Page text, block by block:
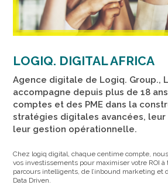
LOGIQ. DIGITAL AFRICA
Agence digitale de Logiq. Group.,
accompagne depuis plus de 18
comptes et des PME dans la
stratégies digitales avancées,
leur gestion opérationnelle.
Chez logiq digital, chaque centime compte,
vos investissements pour maximiser votre ROI à
parcours intelligents, de l’inbound marketing et
Data Driven.